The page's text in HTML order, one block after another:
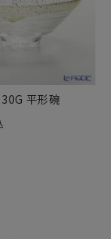
平形碗